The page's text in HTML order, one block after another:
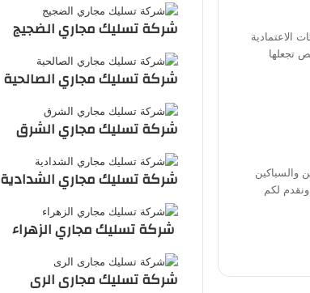
الاعتمادية
تجعلها
والسباكين
لكم
شركة تسليك مجاري الضجيج
شركة تسليك مجاري الصالحية
شركة تسليك مجاري الشرق
شركة تسليك مجاري الشدادية
شركة تسليك مجاري الزهراء
شركة تسليك مجارى الرى